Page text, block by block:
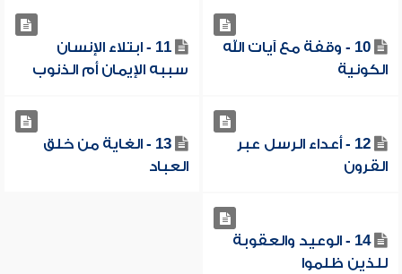
10 - وقفة مع آيات الله
الكونية
11 - ابتلاء الإنسان
سببه الإيمان أم الذنوب
12 - أعداء الرسل عبر
القرون
13 - الغاية من خلق
العباد
14 - الوعيد والعقوبة
للذين ظلموا